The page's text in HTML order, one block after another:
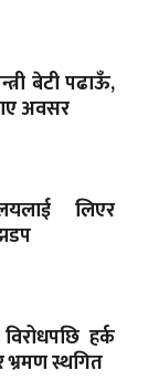
बेटी पढाऊँ,
अवसर
लिएर
हर्क
भ्रमण स्थगित